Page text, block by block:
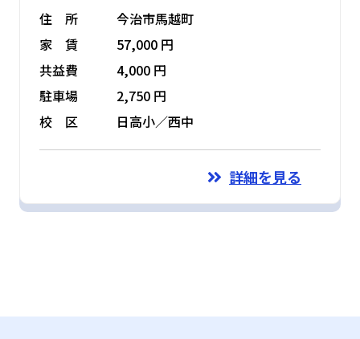
住 所
今治市馬越町
家 賃
57,000 円
共益費
4,000 円
駐車場
2,750 円
校 区
日高小／西中
詳細を見る